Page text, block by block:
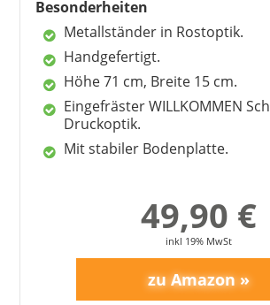
1 2 3
10
>
Besonderheiten
Metallständer in Rostoptik.
Handgefertigt.
Höhe 71 cm, Breite 15 cm.
Eingefräster WILLKOMMEN
Druckoptik.
Mit stabiler Bodenplatte.
49,90 €
inkl 19% MwSt